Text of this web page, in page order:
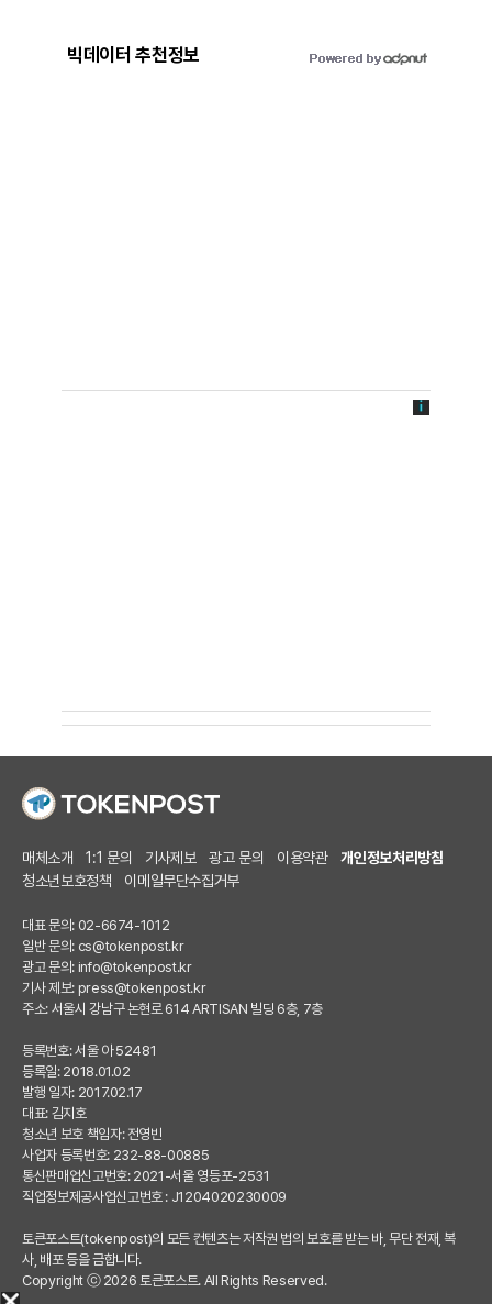
빅데이터 추천정보
매체소개 1:1 문의 기사제보 광고 문의 이용약관
개인정보처리방침
청소년보호정책
이메일무단수집거부
대표 문의: 02-6674-1012
일반 문의: cs@tokenpost.kr
광고 문의: info@tokenpost.kr
기사 제보: press@tokenpost.kr
주소: 서울시 강남구 논현로 614 ARTISAN 빌딩 6층, 7층
등록번호: 서울 아 52481
등록일: 2018.01.02
발행 일자: 2017.02.17
대표: 김지호
청소년 보호 책임자: 전영빈
사업자 등록번호: 232-88-00885
통신판매업신고번호: 2021-서울 영등포-2531
직업정보제공사업신고번호 : J1204020230009
토큰포스트(tokenpost)의 모든 컨텐츠는 저작권 법의 보호를 받는 바, 무단 전재, 복
사, 배포 등을 금합니다.
Copyright ⓒ 2026 토큰포스트. All Rights Reserved.